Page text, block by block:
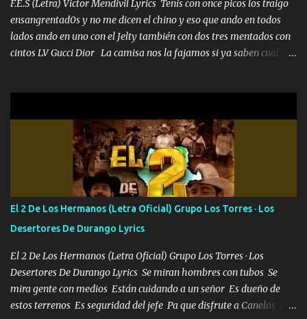
F.E.S (Letra) Victor Mendivil Lyrics Tenis con once picos los traigo
ensangrentad0s y no me dicen el chino y eso que ando en todos
lados ando en uno con el Jelty también con dos tres mentados con
cintos LV Gucci Dior La camisa nos la fajamos si ya saben cual es
estándares 110 mil records de pistas no me falta mucho para
verme en las revistas Ya pasé Italia Japón Madrid Milán y también
Francia ropa de 100.000 bolas Louis vuitton es mi fragancia
repleta de presidentes la bolsa estoy en mi pic si no se han dado
cuenta chequeen gráficas del kitch
El 2 De Los Hermanos (Letra Oficial) Grupo Los Torres · Los
Desertores De Durango Lyrics
El 2 De Los Hermanos (Letra Oficial) Grupo Los Torres · Los
Desertores De Durango Lyrics Se miran hombres con tubos Se
mira gente con medios Están cuidando a un señor Es dueño de
estos terrenos Es seguridad del jefe Pa que disfrute a Canelos Es